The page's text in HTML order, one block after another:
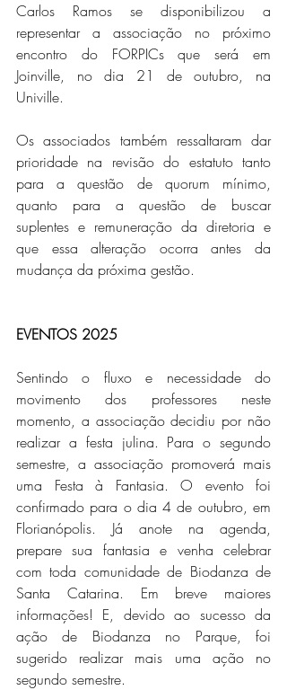
Carlos Ramos se disponibilizou a
representar a associação no próximo
encontro do FORPICs que será em
Joinville, no dia 21 de outubro, na
Univille.
Os associados também ressaltaram dar
prioridade na revisão do estatuto tanto
para a questão de quorum mínimo,
quanto para a questão de buscar
suplentes e remuneração da diretoria e
que essa alteração ocorra antes da
mudança da próxima gestão.
EVENTOS 2025
Sentindo o fluxo e necessidade do
movimento dos professores neste
momento, a associação decidiu por não
realizar a festa julina. Para o segundo
semestre, a associação promoverá mais
uma Festa à Fantasia. O evento foi
confirmado para o dia 4 de outubro, em
Florianópolis. Já anote na agenda,
prepare sua fantasia e venha celebrar
com toda comunidade de Biodanza de
Santa Catarina. Em breve maiores
informações! E, devido ao sucesso da
ação de Biodanza no Parque, foi
sugerido realizar mais uma ação no
segundo semestre.